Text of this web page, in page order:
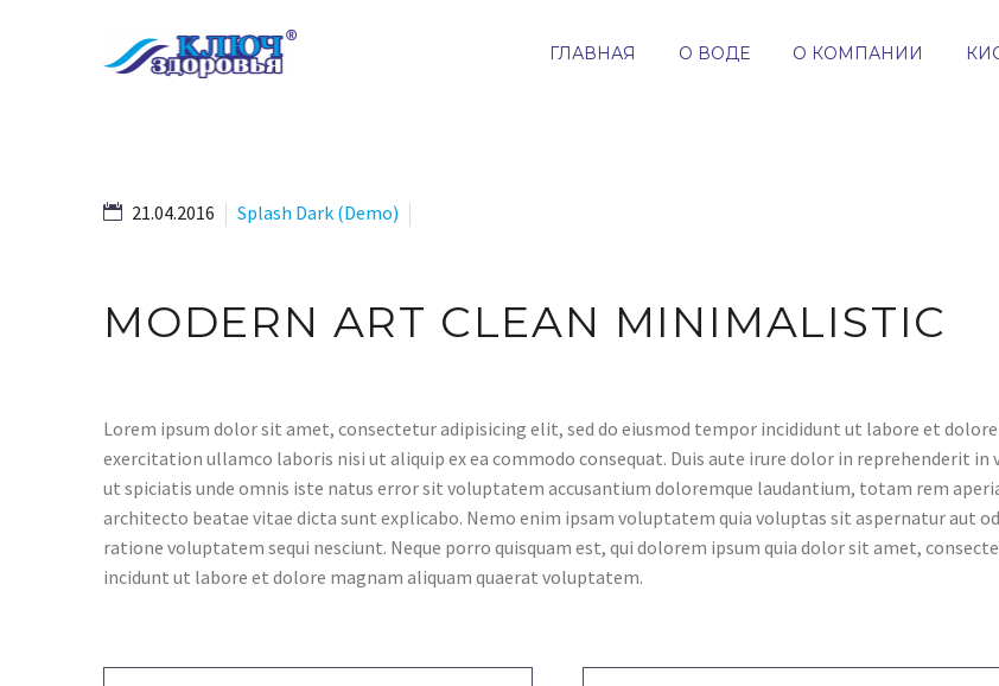
ГЛАВНАЯ О ВОДЕ О КОМПАНИИ
21.04.2016 Splash Dark (Demo)
MODERN ART CLEAN MINIMALISTIC
Lorem ipsum dolor sit amet, consectetur adipisicing elit, sed do eiusmod tempor incididunt ut labore et
exercitation ullamco laboris nisi ut aliquip ex ea commodo consequat. Duis aute irure dolor in reprehenderit
ut spiciatis unde omnis iste natus error sit voluptatem accusantium doloremque laudantium, totam rem
architecto beatae vitae dicta sunt explicabo. Nemo enim ipsam voluptatem quia voluptas sit aspernatur aut
ratione voluptatem sequi nesciunt. Neque porro quisquam est, qui dolorem ipsum quia dolor sit amet,
incidunt ut labore et dolore magnam aliquam quaerat voluptatem.